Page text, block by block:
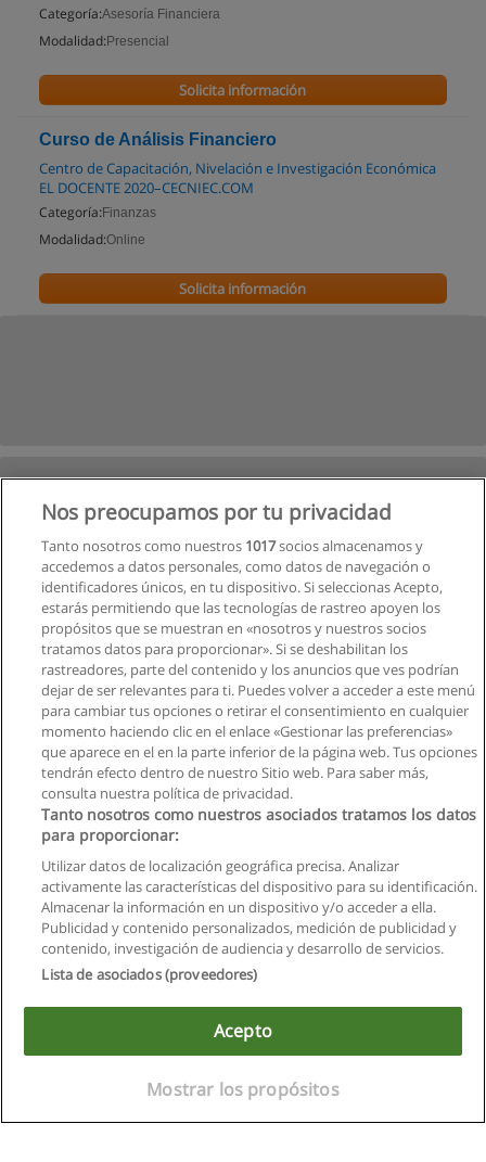
Categoría:Asesoría Financiera
Modalidad: Presencial
Solicita información
Curso de Análisis Financiero
Centro de Capacitación, Nivelación e Investigación Económica
EL DOCENTE 2020–CECNIEC.COM
Categoría: Finanzas
Modalidad:Online
Solicita información
Siguiente
Página1de8
Reglas de uso
Privacidad de datos
Copyright © Educaedu Business S.L. - CIF : B-95610580: -
www.educaedu.com.ec
Nos preocupamos por tu privacidad
Tanto nosotros como nuestros 1017socios almacenamos y
accedemos a datos personales, como datos de navegación o
identificadores únicos, en tu dispositivo. Si seleccionas Acepto,
estarás permitiendo que las tecnologías de rastreo apoyen los
propósitos que se muestran en «nosotros y nuestros socios
tratamos datos para proporcionar». Si se deshabilitan los
rastreadores, parte del contenido y los anuncios que ves podrían
dejar de ser relevantes para ti. Puedes volver a acceder a este menú
para cambiar tus opciones o retirar el consentimiento en cualquier
momento haciendo clic en el enlace «Gestionar las preferencias»
que aparece en el en la parte inferior de la página web. Tus opciones
tendrán efecto dentro de nuestro Sitio web. Para saber más,
consulta nuestra política de privacidad.
Tanto nosotros como nuestros asociados tratamos los datos
para proporcionar:
Utilizar datos de localización geográfica precisa. Analizar
activamente las características del dispositivo para su identificación.
Almacenar la información en un dispositivo y/o acceder a ella.
Publicidad y contenido personalizados, medición de publicidad y
contenido, investigación de audiencia y desarrollo de servicios.
Lista de asociados (proveedores)
Acepto
Mostrar los propósitos